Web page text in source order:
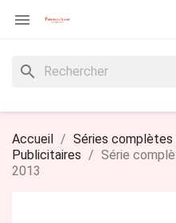

search
Accueil
Séries
Publicitaires
Série
2013